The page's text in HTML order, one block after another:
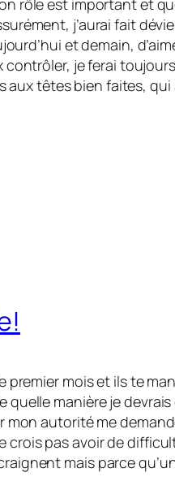
rôle est important et
j’aurai fait
et demain,
contrôler, je ferai
aux têtes bien faites,
mois et ils te
quelle manière je
autorité me
crois pas avoir de
mais parce